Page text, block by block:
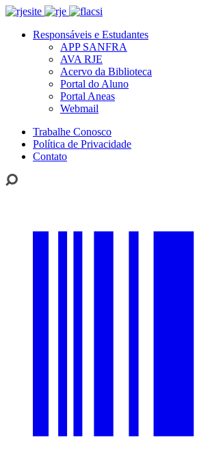
Responsáveis e Estudantes
APP SANFRA
AVA RJE
Acervo da Biblioteca
Portal do Aluno
Portal Aneas
Webmail
Trabalhe Conosco
Política de Privacidade
Contato